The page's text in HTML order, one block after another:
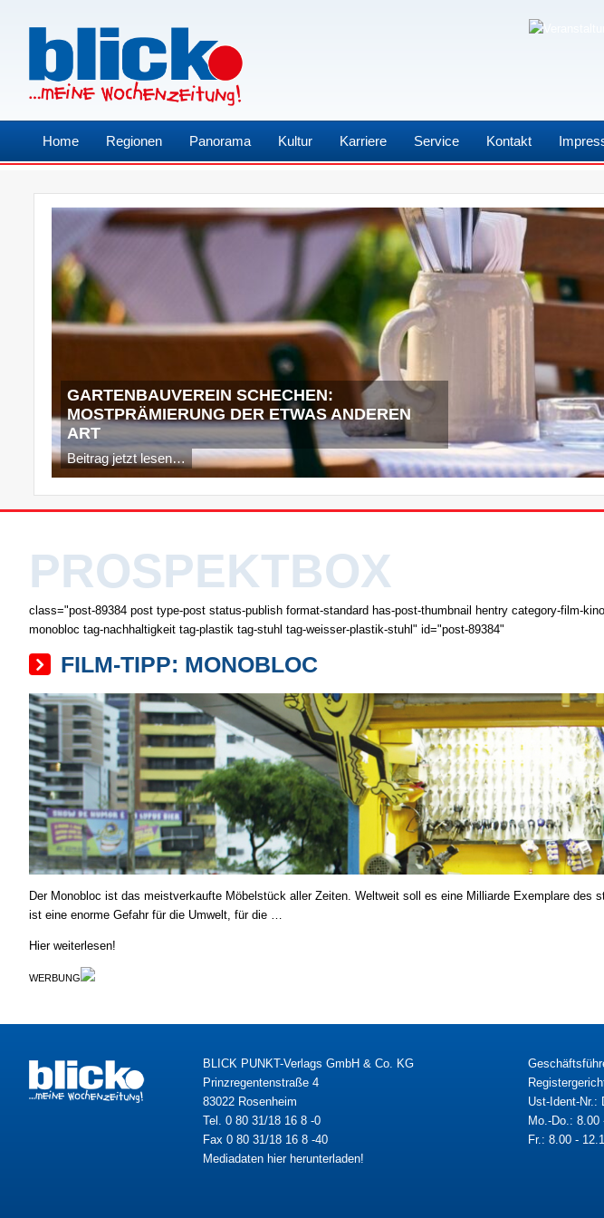
Home Regionen Panorama Kultur Karriere Service Kontakt
GARTENBAUVEREIN SCHECHEN:
MOSTPRÄMIERUNG DER ETWAS ANDEREN
ART
Beitrag jetzt lesen…
PROSPEKTBOX
class="post-89384 post type-post status-publish format-standard has-post-thumbnail hentry category-film-
monobloc tag-nachhaltigkeit tag-plastik tag-stuhl tag-weisser-plastik-stuhl" id="post-89384"
FILM-TIPP: MONOBLOC
Der Monobloc ist das meistverkaufte Möbelstück aller Zeiten. Weltweit soll es eine Milliarde Exemplare
ist eine enorme Gefahr für die Umwelt, für die …
Hier weiterlesen!
WERBUNG
BLICK PUNKT-Verlags GmbH & Co. KG
Prinzregentenstraße 4
83022 Rosenheim
Tel. 0 80 31/18 16 8 -0
Fax 0 80 31/18 16 8 -40
Mediadaten hier herunterladen!
Ust-Ident-Nr.:
Mo.-Do.: 8.00
Fr.: 8.00 -